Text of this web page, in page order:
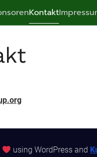
Kontakt
using WordPress and